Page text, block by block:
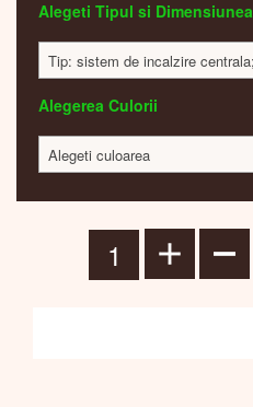
Alegeti Tipul si Dimensiunea
Alegerea Culorii
Alegeti culoarea